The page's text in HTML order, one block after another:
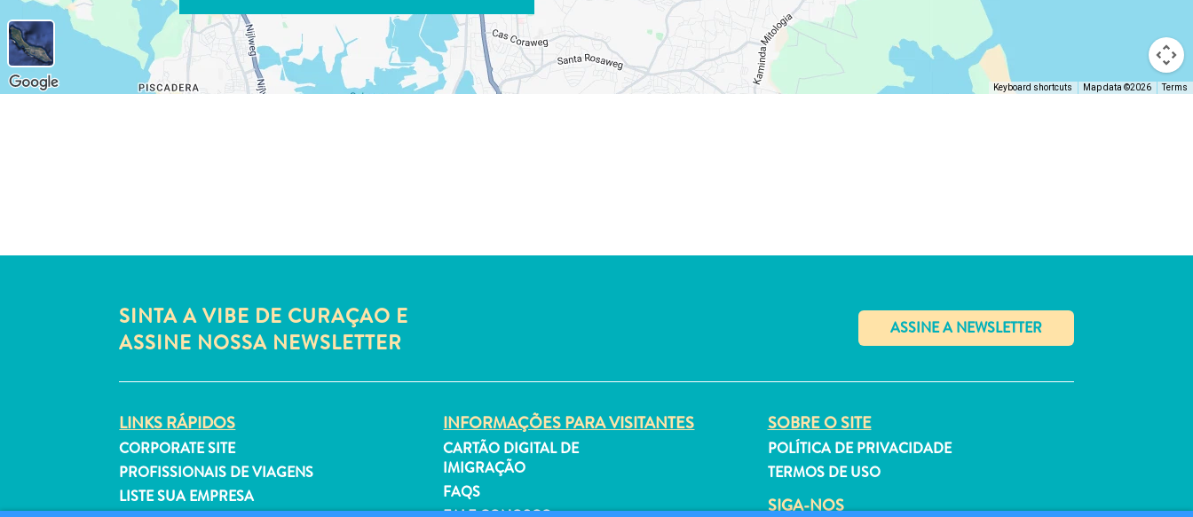
EMAIL
COPIE LINK Keyboard shortcuts Map data ©2026 Terms
SINTA A VIBE DE CURAÇAO E
ASSINE NOSSA NEWSLETTER
✕
LINKS RÁPIDOS
CORPORATE SITE
PROFISSIONAIS DE VIAGENS
LISTE SUA EMPRESA
INFORMAÇÕES PARA VISITANTES
CARTÃO DIGITAL DE
IMIGRAÇÃO
FAQS
SOBRE O SITE
POLÍTICA DE PRIVACIDADE
TERMOS DE USO
SIGA-NOS
COPIE LINK